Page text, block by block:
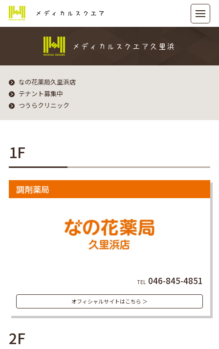
メディカルスクエア
メディカルスクエア久里浜
なの花薬局久里浜店
テナント募集中
つうらクリニック
1F
調剤薬局
TEL 046-845-4851
オフィシャルサイトはこちら ＞
2F